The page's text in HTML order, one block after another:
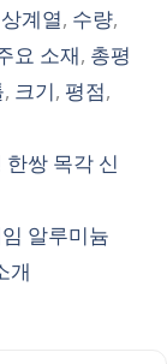
계열, 수량,
요 소재, 총평
, 크기, 평점,
쌍 목각 신
알루미늄
개